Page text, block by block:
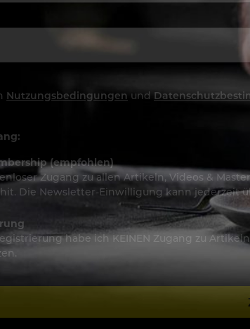
Nutzungsbedingungen und
(empfohlen)
Zugang zu allen Artikeln, Videos &
Die Newsletter-Einwilligung kann jederzeit
habe ich KEINEN Zugang zu